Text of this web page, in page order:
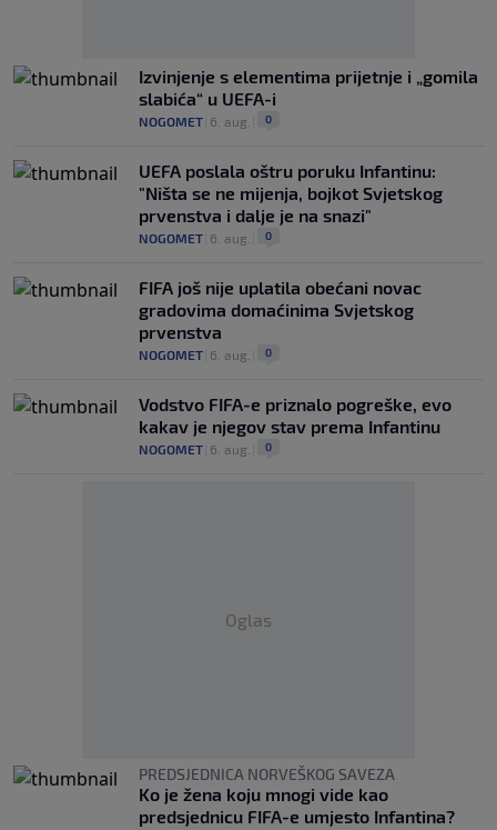
Izvinjenje s elementima prijetnje i „gomila
slabića“ u UEFA-i
NOGOMET 6. aug. 0
UEFA poslala oštru poruku Infantinu:
"Ništa se ne mijenja, bojkot Svjetskog
prvenstva i dalje je na snazi"
NOGOMET 6. aug. 0
FIFA još nije uplatila obećani novac
gradovima domaćinima Svjetskog
prvenstva
NOGOMET 6. aug. 0
Vodstvo FIFA-e priznalo pogreške, evo
kakav je njegov stav prema Infantinu
NOGOMET 6. aug. 0
Oglas
PREDSJEDNICA NORVEŠKOG SAVEZA
Ko je žena koju mnogi vide kao
predsjednicu FIFA-e umjesto Infantina?